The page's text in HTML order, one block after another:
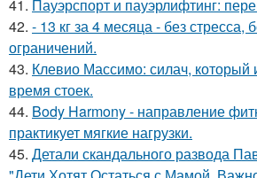
41. Пауэрспорт и пауэрлифтинг:
42. - 13 кг за 4 месяца - без стресса,
ограничений.
43. Клевио Массимо: силач, который
время стоек.
44. Body Harmony - направление
практикует мягкие нагрузки.
45. Детали скандального развода